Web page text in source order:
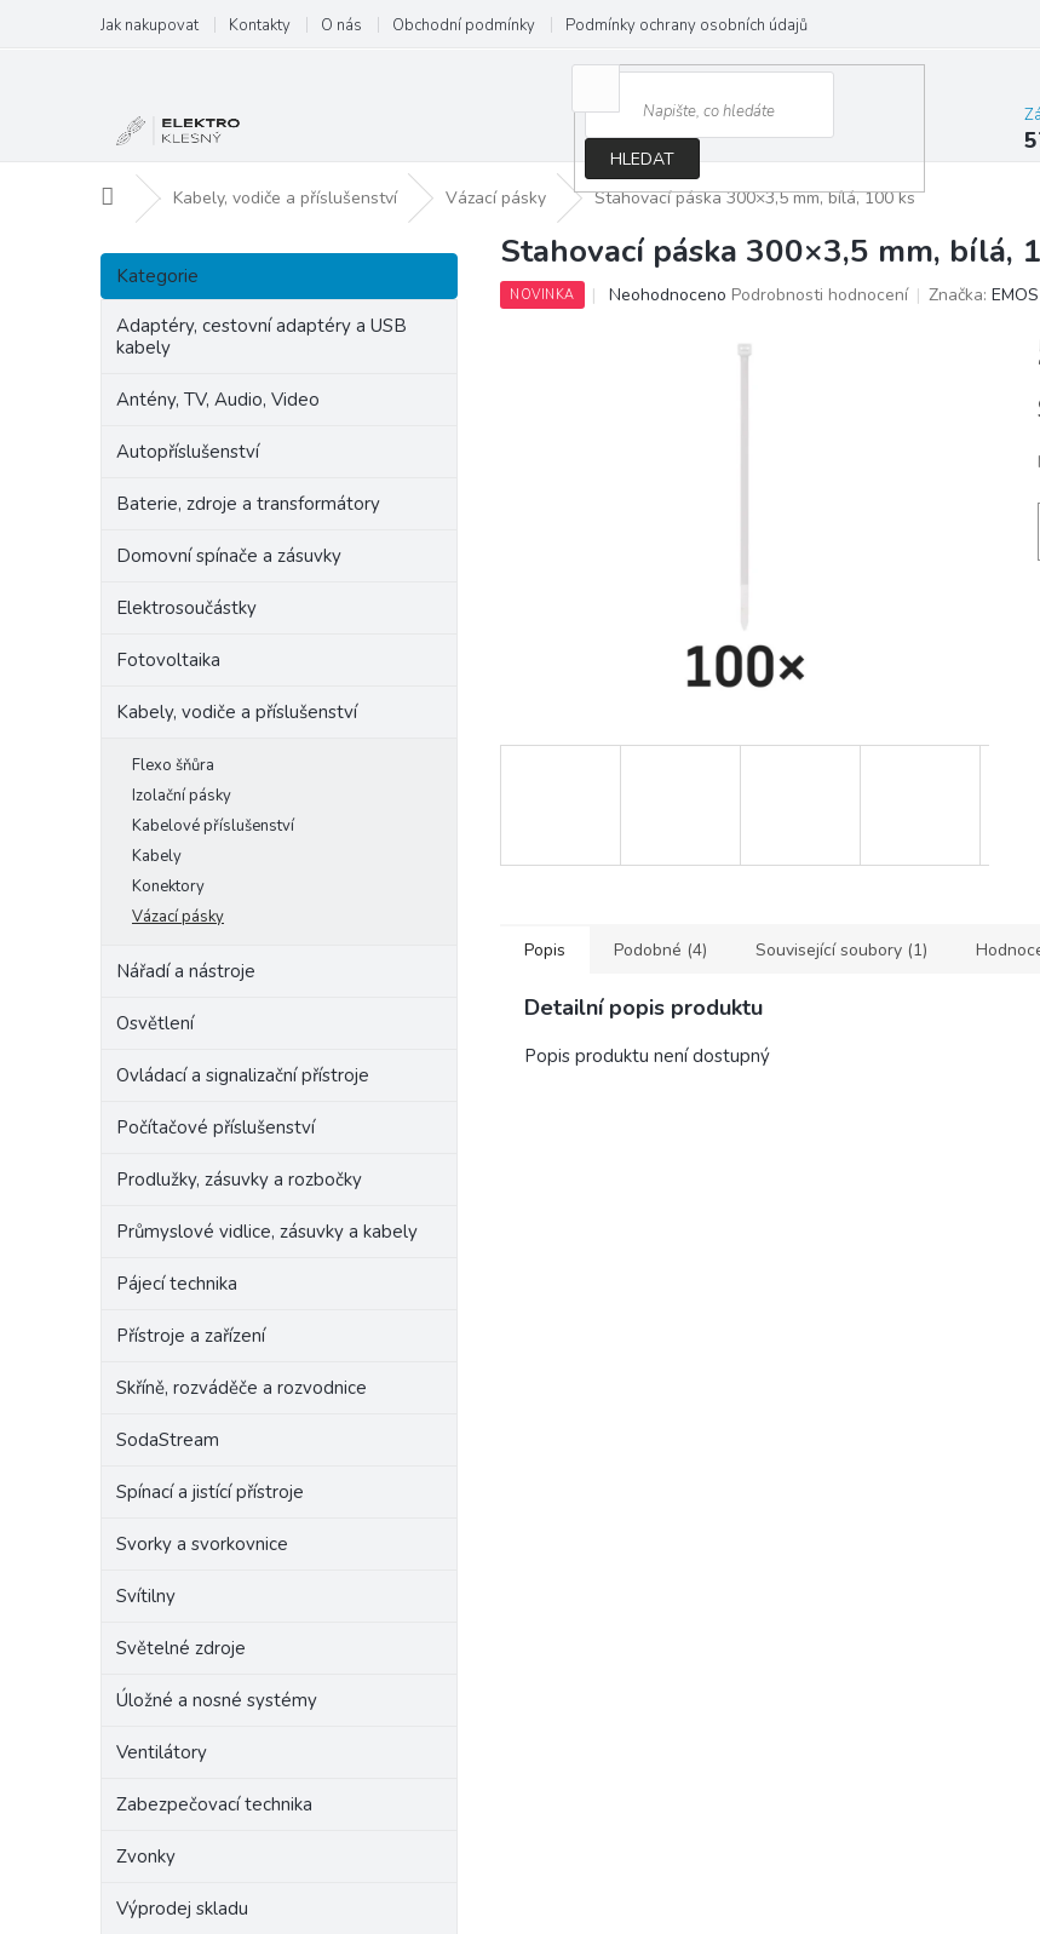
obsah
Jak nakupovat Kontakty O nás Obchodní podmínky Podmínky ochrany osobních údajů
HLEDAT
Domů Kabely, vodiče a příslušenství Vázací pásky Stahovací páska 300×3,5 mm, bílá, 100 ks
P
s
Přeskočit
kategorie
Kategorie
Adaptéry, cestovní adaptéry a USB
kabely
Antény, TV, Audio, Video
Autopříslušenství
Baterie, zdroje a transformátory
Domovní spínače a zásuvky
Elektrosoučástky
Fotovoltaika
Kabely, vodiče a příslušenství
Flexo šňůra
Izolační pásky
Kabelové příslušenství
Kabely
Konektory
Vázací pásky
Nářadí a nástroje
Osvětlení
Ovládací a signalizační přístroje
Počítačové příslušenství
Prodlužky, zásuvky a rozbočky
Průmyslové vidlice, zásuvky a kabely
Pájecí technika
Přístroje a zařízení
Skříně, rozváděče a rozvodnice
SodaStream
Spínací a jistící přístroje
Svorky a svorkovnice
Svítilny
Světelné zdroje
Úložné a nosné systémy
Ventilátory
Zabezpečovací technika
Zvonky
Výprodej skladu
Stahovací páska 300×3,5 mm, bílá,
NOVINKA
Průměrné
Neohodnoceno Podrobnosti hodnocení Značka: EMOS
Popis Podobné (4) Související soubory (1)
Detailní popis produktu
Popis produktu není dostupný